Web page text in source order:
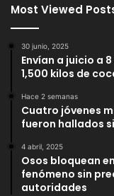
Most Viewed
30 junio, 2025
Envían a juicio a
1,500 kilos de
Hace 2 semanas
Cuatro jóvenes
fueron hallados
4 abril, 2025
Osos bloquean
fenómeno sin
autoridades